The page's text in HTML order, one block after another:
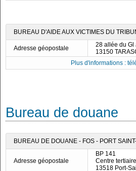
BUREAU D'AIDE AUX VICTIMES DU
Adresse géopostale
28 allée du Gl
13150
Plus d'informations :
Bureau de douane
BUREAU DE DOUANE - FOS - PORT
Adresse géopostale
BP 141
Centre
13518 Port-